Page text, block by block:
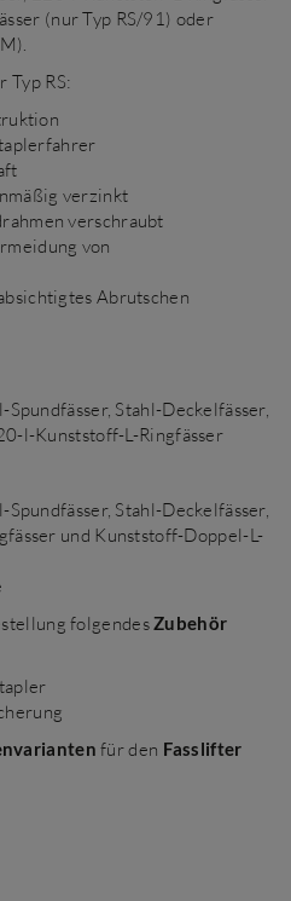
(nur Typ RS/91) oder
Typ RS:
verzinkt
verschraubt
von
Abrutschen
Stahl-Deckelfässer,
l-Kunststoff-L-Ringfässer
Stahl-Deckelfässer,
und Kunststoff-Doppel-L-
folgendesZubehör
für den Fasslifter